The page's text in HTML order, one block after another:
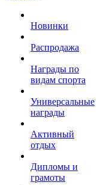
Новинки
Распродажа
Награды по
видам спорта
Универсальные
награды
Активный
отдых
Дипломы и
грамоты